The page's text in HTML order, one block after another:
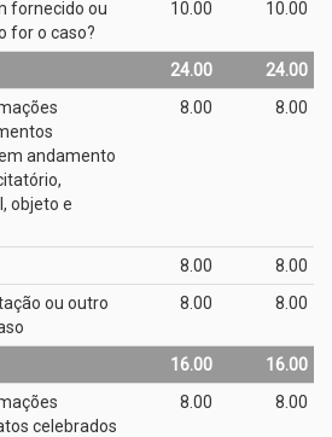
fornecido ou
for o caso?
10.00 10.00
24.00
24.00
andamento
objeto e
8.00 8.00
8.00
8.00
ou outro
8.00 8.00
16.00
16.00
celebrados
8.00 8.00